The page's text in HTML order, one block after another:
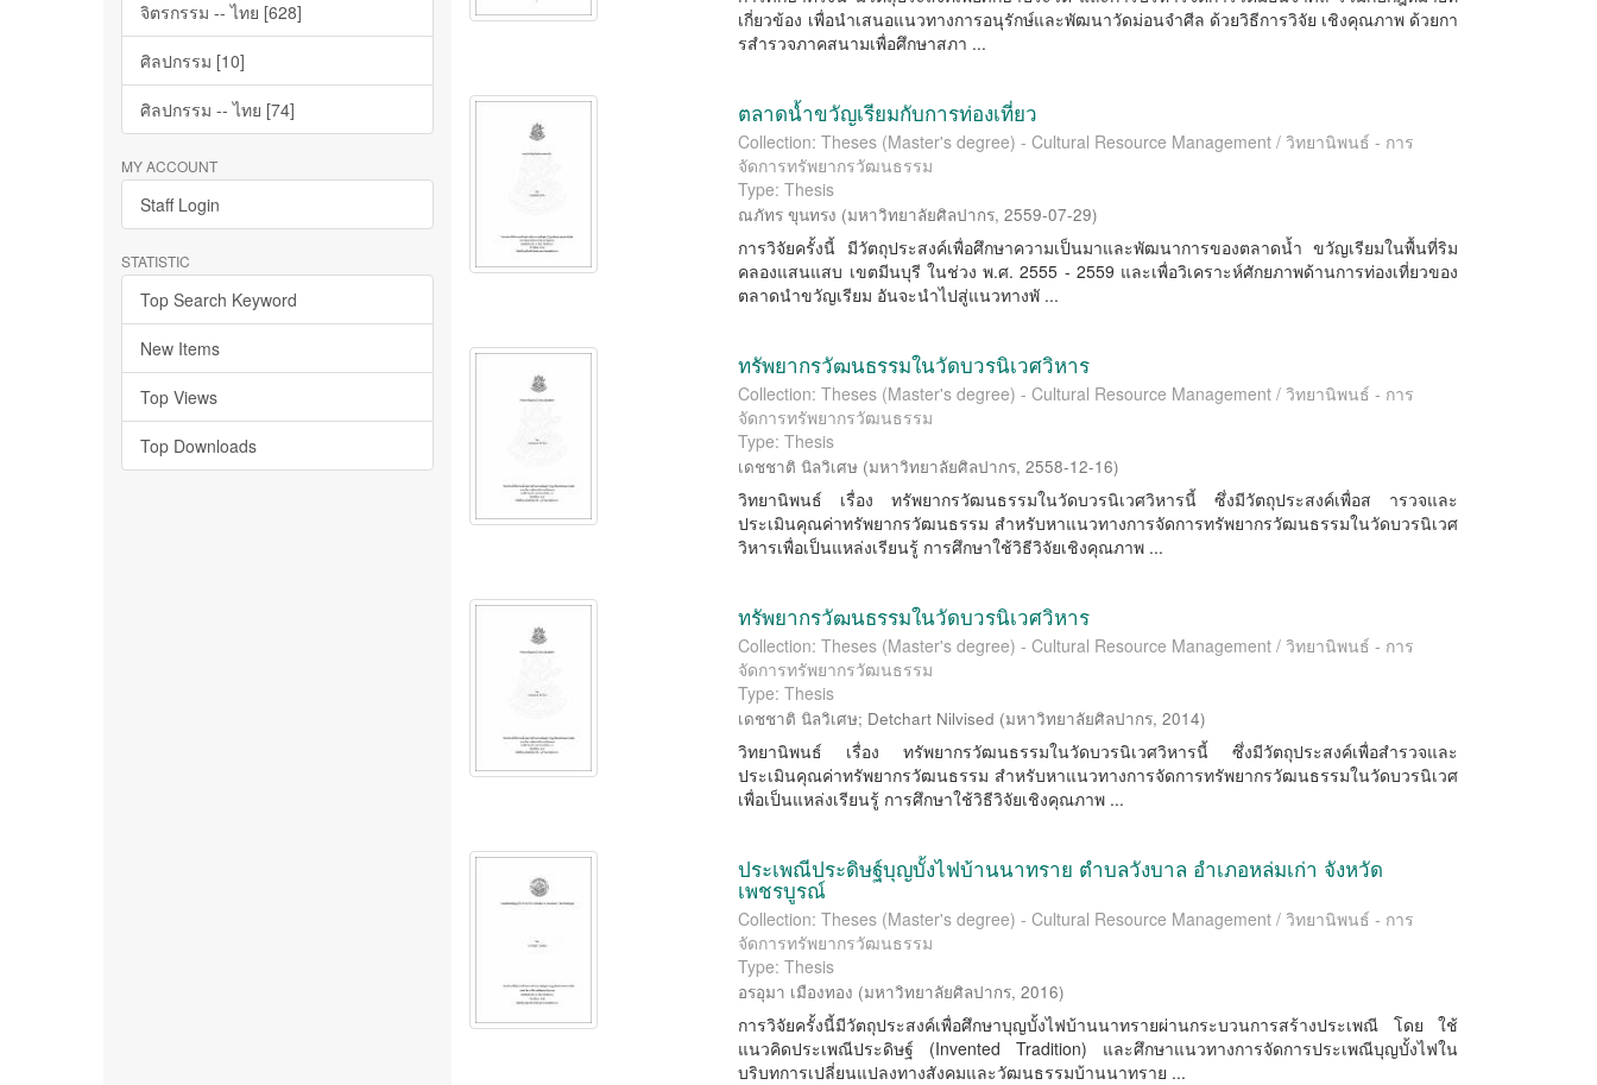
จิตรกรรม -- ไทย [628]
ศิลปกรรม [10]
ศิลปกรรม -- ไทย [74]
MY ACCOUNT
Staff Login
STATISTIC
Top Search Keyword
New Items
Top Views
Top Downloads
เกี่ยวข้อง เพื่อนําเสนอแนวทางการอนุรักษ์และพัฒนาวัดม่อนจําศีล ด้วยวิธีการวิจัย เชิงคุณภาพ ด้วยกา
รสํารวจภาคสนามเพื่อศึกษาสภา ...
ตลาดน้ำขวัญเรียมกับการท่องเที่ยว
Collection: Theses (Master's degree) - Cultural Resource Management / วิทยานิพนธ์ - การ
จัดการทรัพยากรวัฒนธรรม
Type: Thesis
ณภัทร ขุนทรง (มหาวิทยาลัยศิลปากร,2559-07-29)
การวิจัยครั้งนี้ มีวัตถุประสงค์เพื่อศึกษาความเป็นมาและพัฒนาการของตลาดน้ำ ขวัญเรียมในพื้นที่ริม
คลองแสนแสบ เขตมีนบุรี ในช่วง พ.ศ. 2555 - 2559 และเพื่อวิเคราะห์ศักยภาพด้านการท่องเที่ยวของ
ตลาดนำขวัญเรียม อันจะนำไปสู่แนวทางพั ...
ทรัพยากรวัฒนธรรมในวัดบวรนิเวศวิหาร
Collection: Theses (Master's degree) - Cultural Resource Management / วิทยานิพนธ์ - การ
จัดการทรัพยากรวัฒนธรรม
Type: Thesis
เดชชาติ นิลวิเศษ (มหาวิทยาลัยศิลปากร,2558-12-16)
วิทยานิพนธ์ เรื่อง ทรัพยากรวัฒนธรรมในวัดบวรนิเวศวิหารนี้ ซึ่งมีวัตถุประสงค์เพื่อส ารวจและ
ประเมินคุณค่าทรัพยากรวัฒนธรรม สำหรับหาแนวทางการจัดการทรัพยากรวัฒนธรรมในวัดบวรนิเวศ
วิหารเพื่อเป็นแหล่งเรียนรู้ การศึกษาใช้วิธีวิจัยเชิงคุณภาพ ...
ทรัพยากรวัฒนธรรมในวัดบวรนิเวศวิหาร
Collection: Theses (Master's degree) - Cultural Resource Management / วิทยานิพนธ์ - การ
จัดการทรัพยากรวัฒนธรรม
Type: Thesis
เดชชาติ นิลวิเศษ; Detchart Nilvised (มหาวิทยาลัยศิลปากร,2014)
วิทยานิพนธ์ เรื่อง ทรัพยากรวัฒนธรรมในวัดบวรนิเวศวิหารนี้ ซึ่งมีวัตถุประสงค์เพื่อสำรวจและ
ประเมินคุณค่าทรัพยากรวัฒนธรรม สำหรับหาแนวทางการจัดการทรัพยากรวัฒนธรรมในวัดบวรนิเวศ
เพื่อเป็นแหล่งเรียนรู้ การศึกษาใช้วิธีวิจัยเชิงคุณภาพ ...
ประเพณีประดิษฐ์บุญบั้งไฟบ้านนาทราย ตำบลวังบาล อำเภอหล่มเก่า จังหวัด
เพชรบูรณ์
Collection: Theses (Master's degree) - Cultural Resource Management / วิทยานิพนธ์ - การ
จัดการทรัพยากรวัฒนธรรม
Type: Thesis
อรอุมา เมืองทอง (มหาวิทยาลัยศิลปากร,2016)
การวิจัยครั้งนี้มีวัตถุประสงค์เพื่อศึกษาบุญบั้งไฟบ้านนาทรายผ่านกระบวนการสร้างประเพณี โดย ใช้
แนวคิดประเพณีประดิษฐ์ (Invented Tradition) และศึกษาแนวทางการจัดการประเพณีบุญบั้งไฟใน
บริบทการเปลี่ยนแปลงทางสังคมและวัฒนธรรมบ้านนาทราย ...